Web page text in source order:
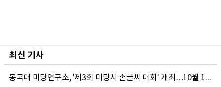
최신 기사
동국대 미당연구소, '제3회 미당시 손글씨 대회' 개최…10월 12일까지 접수